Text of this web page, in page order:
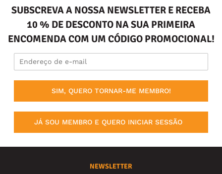
SUBSCREVA A NOSSA NEWSLETTER E RECEBA
10 % DE DESCONTO NA SUA PRIMEIRA
ENCOMENDA COM UM CÓDIGO PROMOCIONAL!
SIM, QUERO TORNAR-ME MEMBRO!
JÁ SOU MEMBRO E QUERO INICIAR SESSÃO
NEWSLETTER